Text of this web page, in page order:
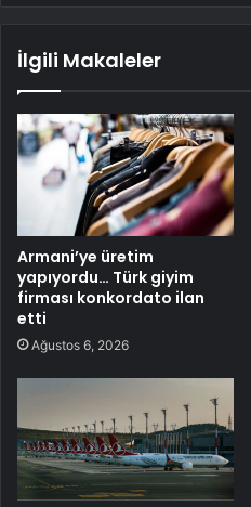
İlgili Makaleler
Armani’ye üretim
yapıyordu… Türk giyim
firması konkordato ilan
etti
Ağustos 6, 2026